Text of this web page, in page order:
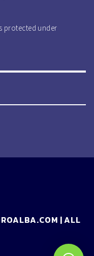
protected under
| ALL